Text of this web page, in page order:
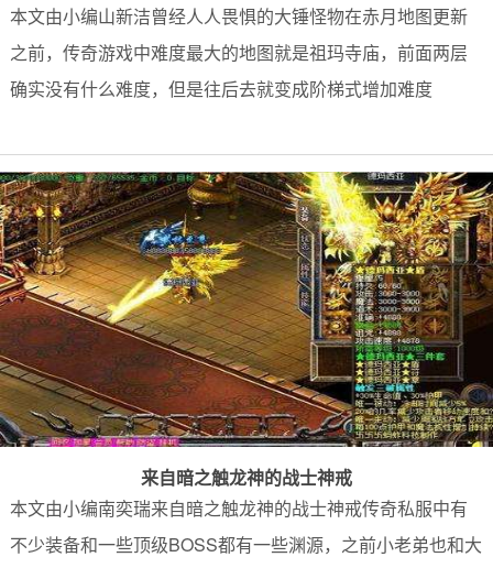
本文由小编山新洁曾经人人畏惧的大锤怪物在赤月地图更新
之前，传奇游戏中难度最大的地图就是祖玛寺庙，前面两层
确实没有什么难度，但是往后去就变成阶梯式增加难度
来自暗之触龙神的战士神戒
本文由小编南奕瑞来自暗之触龙神的战士神戒传奇私服中有
不少装备和一些顶级BOSS都有一些渊源，之前小老弟也和大